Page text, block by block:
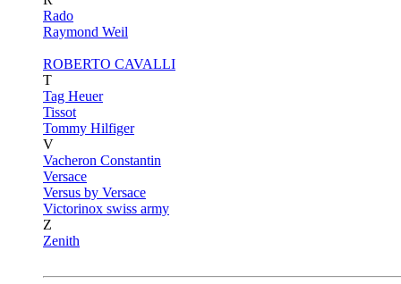
Rado
Raymond Weil
ROBERTO CAVALLI
T
Tag Heuer
Tissot
Tommy Hilfiger
V
Vacheron Constantin
Versace
Versus by Versace
Victorinox swiss army
Z
Zenith